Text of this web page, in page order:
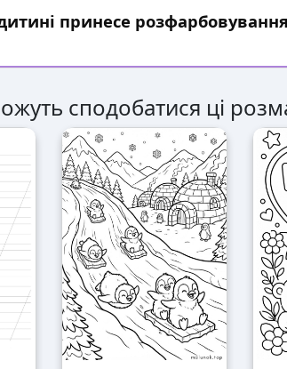
принесе
сподобатися ці